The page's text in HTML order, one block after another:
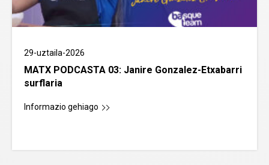
29-uztaila-2026
MATX PODCASTA 03: Janire Gonzalez-Etxabarri
surflaria
Informazio gehiago